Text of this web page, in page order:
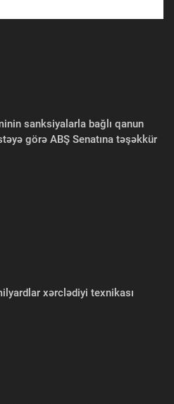
sanksiyalarla bağlı qanun
görə ABŞ Senatına təşəkkür
xərclədiyi texnikası